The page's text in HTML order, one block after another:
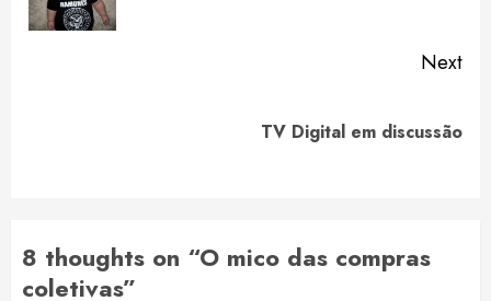
Next
TV Digital em discussão
8 thoughts on “O mico das compras
coletivas”